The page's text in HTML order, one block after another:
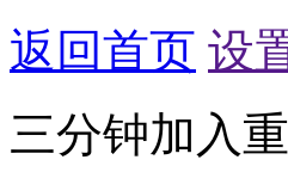
返回首页 设
三分钟加入